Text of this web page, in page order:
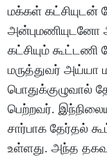
மக்கள் கட்சியுடன்
அன்புமணியுடனோ
கட்சியும்
மருத்துவர் அய்யா
பொதுக்குழுவால்
பெற்றவர்.
சார்பாக தேர்தல்
உள்ளது. அந்த